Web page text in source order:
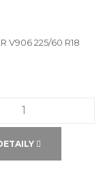
V906 225/60 R18